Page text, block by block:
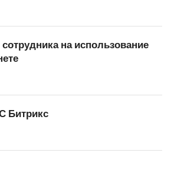
на использование
Битрикс